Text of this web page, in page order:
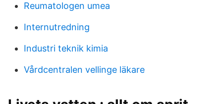
Reumatologen umea
Internutredning
Industri teknik kimia
Vårdcentralen vellinge läkare